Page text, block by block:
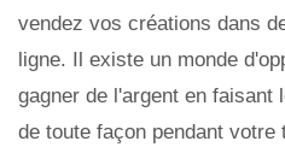
vendez vos créations dans
ligne. Il existe un monde
gagner de l'argent en faisant
de toute façon pendant